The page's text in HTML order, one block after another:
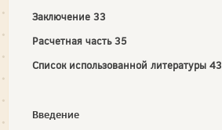
Заключение 33
Расчетная часть 35
Список использованной литературы 43
Введение